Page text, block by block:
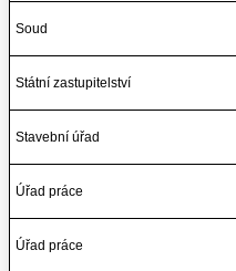
Soud
Státní zastupitelství
Stavební úřad
Úřad práce
Úřad práce